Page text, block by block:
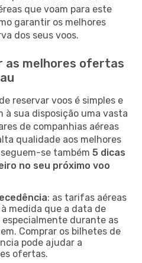
que voam para este
garantir os melhores
dos seus voos.
as melhores ofertas
reservar voos é simples e
à sua disposição uma vasta
de companhias aéreas
qualidade aos melhores
se também 5 dicas
no seu próximo voo
: as tarifas aéreas
medida que a data de
durante as
Comprar os bilhetes de
pode ajudar a
ofertas.